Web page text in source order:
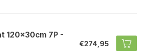
120x30cm 7P -
€274,95